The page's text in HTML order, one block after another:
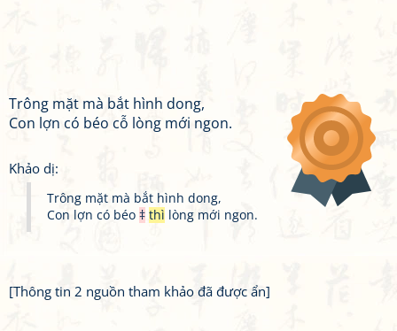
Trông mặt mà bắt hình dong,
Con lợn có béo cỗ lòng mới ngon.
Khảo dị:
Trông mặt mà bắt hình dong,
Con lợn có béo ‡ thì lòng mới ngon.
[Thông tin 2 nguồn tham khảo đã được ẩn]